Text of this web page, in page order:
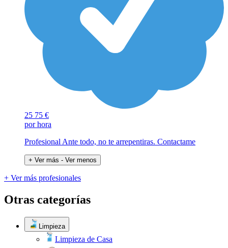
25 75 €
por hora
Profesional Ante todo, no te arrepentiras. Contactame
+ Ver más - Ver menos
+ Ver más profesionales
Otras categorías
Limpieza
Limpieza de Casa